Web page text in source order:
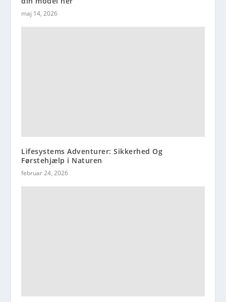
maj 14, 2026
Lifesystems Adventurer: Sikkerhed Og
Førstehjælp i Naturen
februar 24, 2026